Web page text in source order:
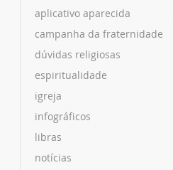
aplicativo aparecida
campanha da fraternidade
dúvidas religiosas
espiritualidade
igreja
infográficos
libras
notícias